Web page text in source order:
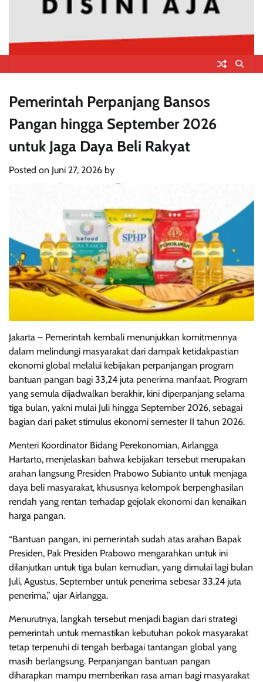
Pemerintah Perpanjang Bansos
Pangan hingga September 2026
untuk Jaga Daya Beli Rakyat
Posted on Juni 27, 2026 by
Jakarta – Pemerintah kembali menunjukkan komitmennya
dalam melindungi masyarakat dari dampak ketidakpastian
ekonomi global melalui kebijakan perpanjangan program
bantuan pangan bagi 33,24 juta penerima manfaat. Program
yang semula dijadwalkan berakhir, kini diperpanjang selama
tiga bulan, yakni mulai Juli hingga September 2026, sebagai
bagian dari paket stimulus ekonomi semester II tahun 2026.
Menteri Koordinator Bidang Perekonomian, Airlangga
Hartarto, menjelaskan bahwa kebijakan tersebut merupakan
arahan langsung Presiden Prabowo Subianto untuk menjaga
daya beli masyarakat, khususnya kelompok berpenghasilan
rendah yang rentan terhadap gejolak ekonomi dan kenaikan
harga pangan.
“Bantuan pangan, ini pemerintah sudah atas arahan Bapak
Presiden, Pak Presiden Prabowo mengarahkan untuk ini
dilanjutkan untuk tiga bulan kemudian, yang dimulai lagi bulan
Juli, Agustus, September untuk penerima sebesar 33,24 juta
penerima,” ujar Airlangga.
Menurutnya, langkah tersebut menjadi bagian dari strategi
pemerintah untuk memastikan kebutuhan pokok masyarakat
tetap terpenuhi di tengah berbagai tantangan global yang
masih berlangsung. Perpanjangan bantuan pangan
diharapkan mampu memberikan rasa aman bagi masyarakat